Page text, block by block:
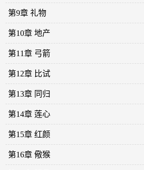
第9章 礼物
第10章 地产
第11章 弓箭
第12章 比试
第13章 同归
第14章 莲心
第15章 红颜
第16章 儆猴